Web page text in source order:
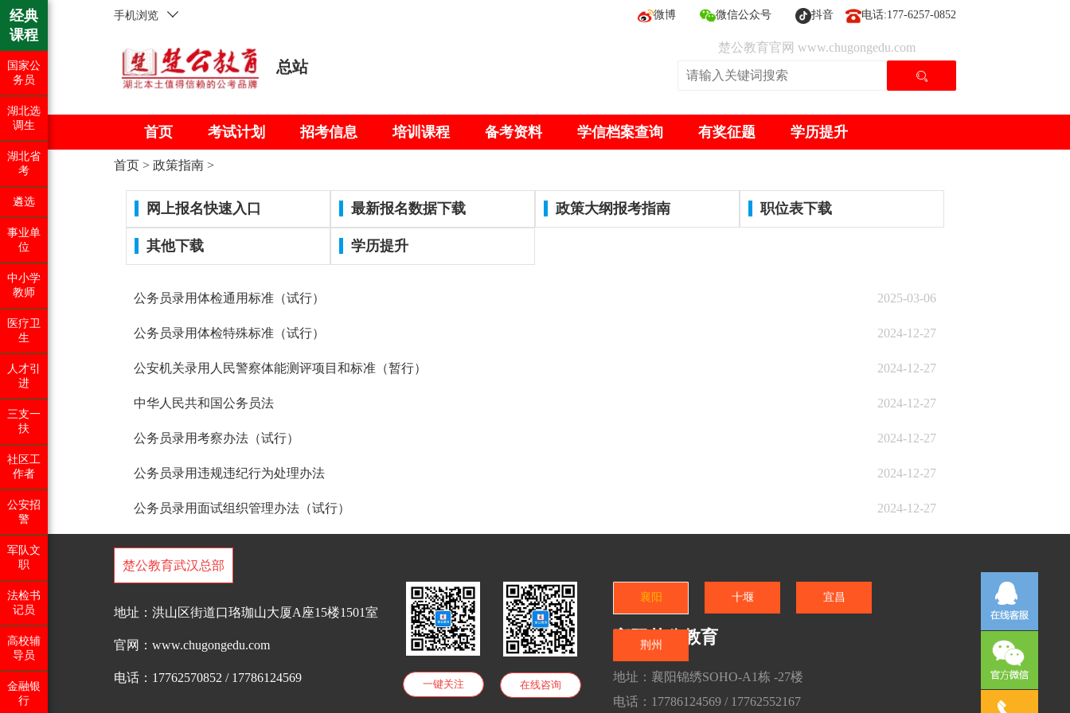
手机浏览 微博 微信公众号 抖音 电话:177-6257-0852
总站
楚公教育官网 www.chugongedu.com
首页 考试计划 招考信息 培训课程 备考资料 学信档案查询 有奖征题 学历提升
首页 > 政策指南 >
网上报名快速入口 最新报名数据下载 政策大纲报考指南 职位表下载
其他下载 学历提升
公务员录用体检通用标准（试行） 2025-03-06
公务员录用体检特殊标准（试行） 2024-12-27
公安机关录用人民警察体能测评项目和标准（暂行） 2024-12-27
中华人民共和国公务员法 2024-12-27
公务员录用考察办法（试行） 2024-12-27
公务员录用违规违纪行为处理办法 2024-12-27
公务员录用面试组织管理办法（试行） 2024-12-27
楚公教育武汉总部
地址：洪山区街道口珞珈山大厦A座15楼1501室
官网：www.chugongedu.com
电话：17762570852 / 17786124569 一键关注 在线咨询
襄阳 十堰 宜昌
荆州
襄阳楚公教育
地址：襄阳锦绣SOHO-A1栋 -27楼
电话：17786124569 / 17762552167
经典
课程
国家公
务员
湖北选
调生
湖北省
考
遴选
事业单
位
中小学
教师
医疗卫
生
人才引
进
三支一
扶
社区工
作者
公安招
警
军队文
职
法检书
记员
高校辅
导员
金融银
行